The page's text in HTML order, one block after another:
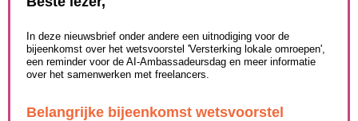
In deze nieuwsbrief onder andere een uitnodiging voor de
bijeenkomst over het wetsvoorstel 'Versterking lokale omroepen',
een reminder voor de AI-Ambassadeursdag en meer informatie
over het samenwerken met freelancers.
Belangrijke bijeenkomst wetsvoorstel